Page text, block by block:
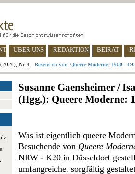
ÜBER UNS REDAKTION BEIRAT
(2026), Nr. 4 - Rezension von: Queere Moderne: 1900 -
Susanne Gaensheimer /
(Hgg.): Queere Moderne:
Was ist eigentlich queere
Besuchende von Queere
NRW - K20 in Düsseldorf
umfangreiche, sorgfältig